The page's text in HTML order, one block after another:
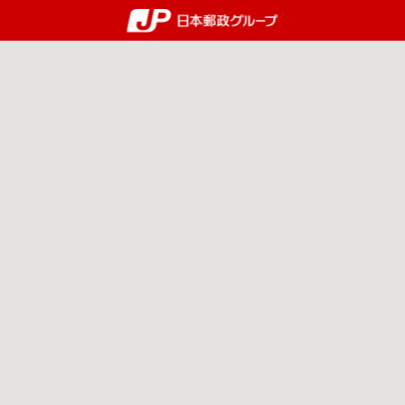
郵便局・日本郵政グループ